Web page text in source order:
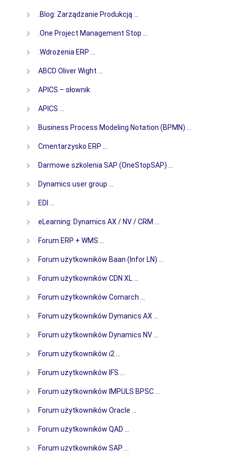
.Blog: Zarządzanie Produkcją …
.One Project Management Stop …
.Wdrożenia ERP …
ABCD Oliver Wight …
APICS – słownik
APICS …
Business Process Modeling Notation (BPMN) …
Cmentarzysko ERP …
Darmowe szkolenia SAP (OneStopSAP) …
Dynamics user group …
EDI …
eLearning: Dynamics AX / NV / CRM …
Forum ERP + WMS …
Forum użytkowników Baan (Infor LN) …
Forum użytkowników CDN XL …
Forum użytkowników Comarch …
Forum użytkowników Dymanics AX …
Forum użytkowników Dynamics NV …
Forum użytkowników i2 …
Forum użytkowników IFS …
Forum użytkowników IMPULS BPSC …
Forum użytkowników Oracle …
Forum użytkowników QAD …
Forum uzytkowników SAP …